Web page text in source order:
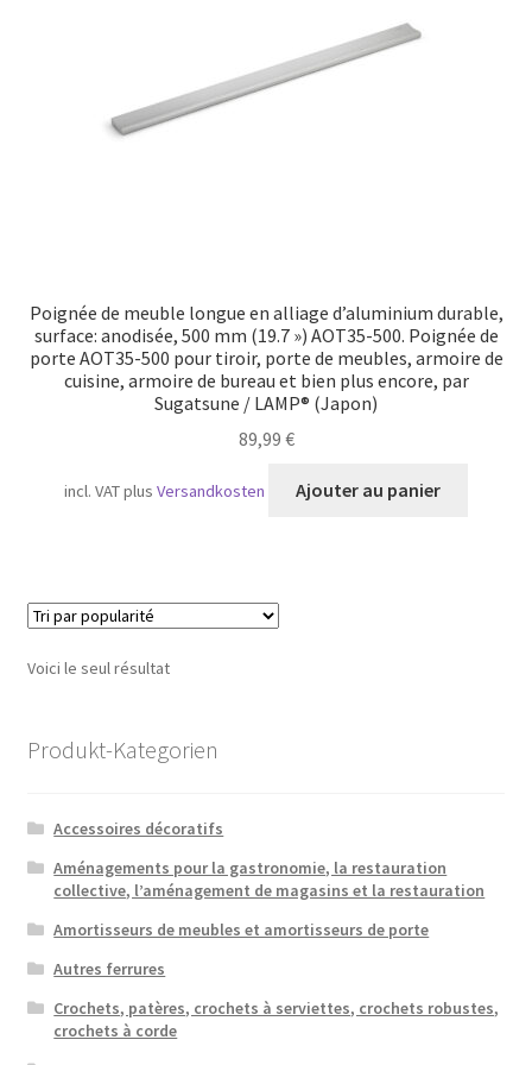
Poignée de meuble longue en alliage d’aluminium durable,
surface: anodisée, 500 mm (19.7 ») AOT35-500. Poignée de
porte AOT35-500 pour tiroir, porte de meubles, armoire de
cuisine, armoire de bureau et bien plus encore, par
Sugatsune / LAMP® (Japon)
89,99 €
incl. VATplusVersandkosten Ajouter au panier
Voici le seul résultat
Produkt-Kategorien
Accessoires décoratifs
Aménagements pour la gastronomie, la restauration
collective, l’aménagement de magasins et la restauration
Amortisseurs de meubles et amortisseurs de porte
Autres ferrures
Crochets, patères, crochets à serviettes, crochets robustes,
crochets à corde